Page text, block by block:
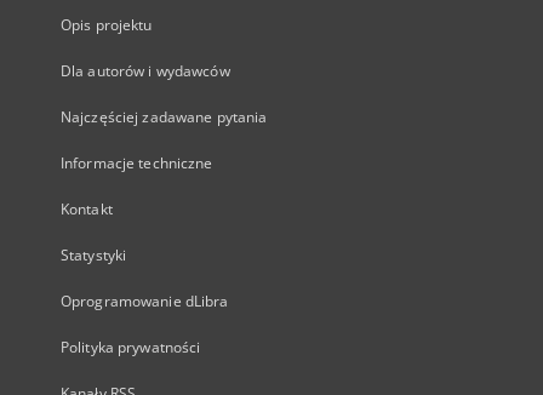
Opis projektu
Dla autorów i wydawców
Najczęściej zadawane pytania
Informacje techniczne
Kontakt
Statystyki
Oprogramowanie dLibra
Polityka prywatności